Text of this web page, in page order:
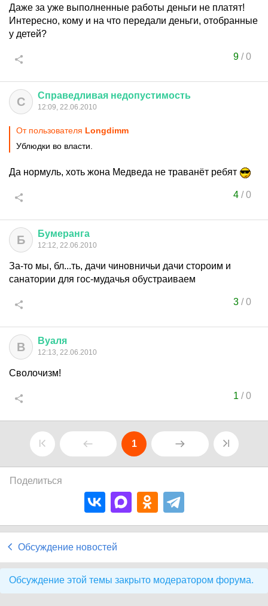
Даже за уже выполненные работы деньги не платят!
Интересно, кому и на что передали деньги, отобранные
у детей?
9/0
С Справедливая недопустимость
12:09, 22.06.2010
От пользователя Longdimm
Ублюдки во власти.
Да нормуль, хоть жона Медведа не траванёт ребят
4/0
Б Бумеранга
12:12, 22.06.2010
За-то мы, бл...ть, дачи чиновничьи дачи стороим и
санатории для гос-мудачья обустраиваем
3/0
В Вуаля
12:13, 22.06.2010
Сволочизм!
1 /0
1
Поделиться
Обсуждение новостей
Обсуждение этой темы закрыто модератором форума.